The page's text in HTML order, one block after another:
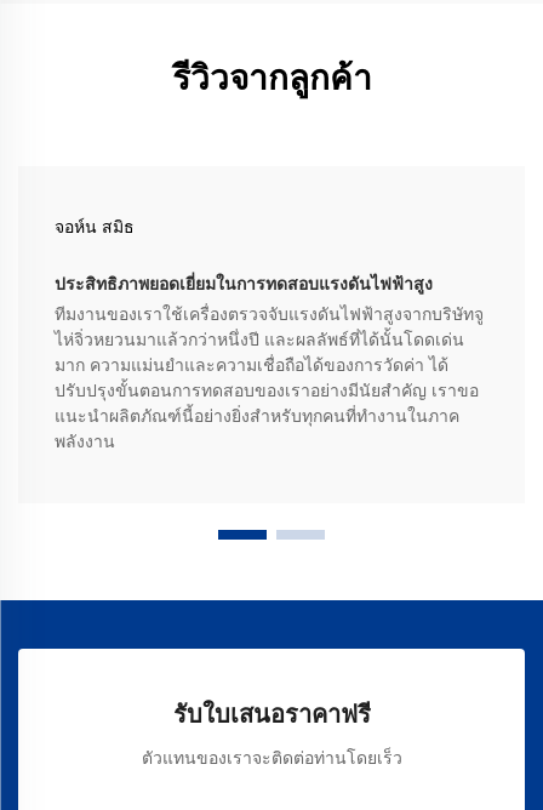
รีวิวจากลูกค้า
จอห์น สมิธ
ประสิทธิภาพยอดเยี่ยมในการทดสอบแรงดันไฟฟ้าสูง
ทีมงานของเราใช้เครื่องตรวจจับแรงดันไฟฟ้าสูงจากบริษัทจู
ไห่จิ่วหยวนมาแล้วกว่าหนึ่งปี และผลลัพธ์ที่ได้นั้นโดดเด่น
มาก ความแม่นยำและความเชื่อถือได้ของการวัดค่า ได้
ปรับปรุงขั้นตอนการทดสอบของเราอย่างมีนัยสำคัญ เราขอ
แนะนำผลิตภัณฑ์นี้อย่างยิ่งสำหรับทุกคนที่ทำงานในภาค
พลังงาน
รับใบเสนอราคาฟรี
ตัวแทนของเราจะติดต่อท่านโดยเร็ว